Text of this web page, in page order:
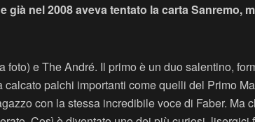
nel 2008 aveva tentato la carta Sanremo,
foto) e The André. Il primo è un duo salentino,
palchi importanti come quelli del Primo
con la stessa incredibile voce di Faber. Ma